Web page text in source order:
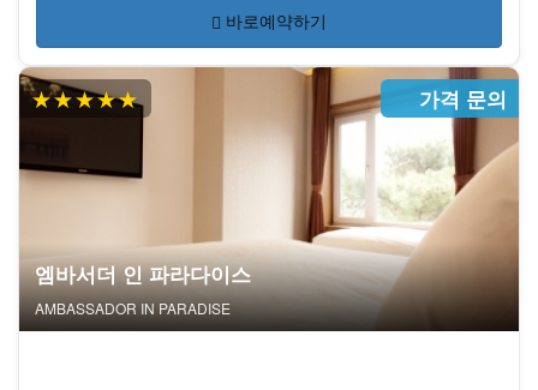
바로예약하기
★★★★★ 가격 문의
엠바서더 인 파라다이스
AMBASSADOR IN PARADISE